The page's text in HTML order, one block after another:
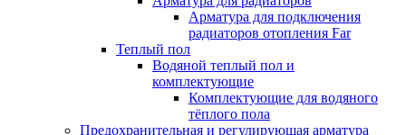
Арматура для подключения
радиаторов отопления Far
Теплый пол
Водяной теплый пол и
комплектующие
Комплектующие для водяного
тёплого пола
Предохранительная и регулирующая арматура